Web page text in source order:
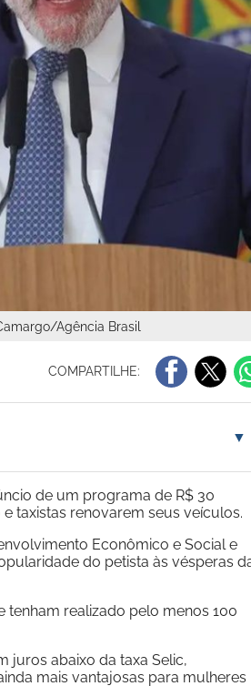
Agência Brasil
COMPARTILHE:
▼
de um programa de R$ 30
taxistas renovarem seus veículos.
Econômico e Social e
do petista às vésperas
realizado pelo menos 100
juros abaixo da taxa Selic,
mais vantajosas para mulheres